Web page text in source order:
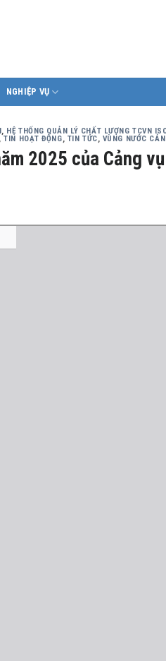
NGHIỆP VỤ
, HỆ THỐNG QUẢN LÝ CHẤT LƯỢNG TCVN
,TIN HOẠT ĐỘNG, TIN TỨC, VÙNG NƯỚC
2025 của Cảng